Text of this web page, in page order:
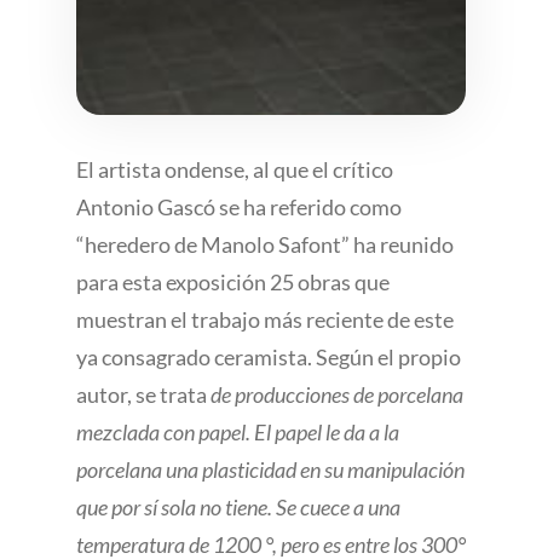
El artista ondense, al que el crítico
Antonio Gascó se ha referido como
“heredero de Manolo Safont” ha reunido
para esta exposición 25 obras que
muestran el trabajo más reciente de este
ya consagrado ceramista. Según el propio
autor, se tratade producciones de porcelana
mezclada con papel. El papel le da a la
porcelana una plasticidad en su manipulación
que por sí sola no tiene. Se cuece a una
temperatura de 1200 °, pero es entre los 300°